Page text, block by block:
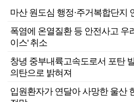
마산 원도심 행정·주거복합단지
폭염에 온열질환 등 안전사고 우
이스' 취소
창녕 중부내륙고속도로서 포탄
의탄으로 밝혀져
입원환자가 연달아 사망한 울산